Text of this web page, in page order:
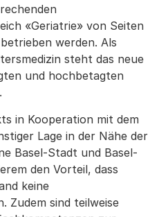
«Geriatrie» von Seiten
werden. Als
steht das neue
und hochbetagten
in Kooperation mit dem
Lage in der Nähe der
Basel-Stadt und Basel-
den Vorteil, dass
keine
Zudem sind teilweise